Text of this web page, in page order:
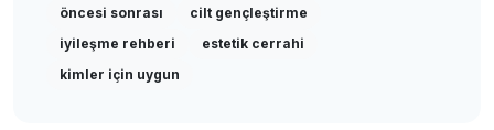
öncesi sonrası
cilt gençleştirme
iyileşme rehberi
estetik cerrahi
kimler için uygun